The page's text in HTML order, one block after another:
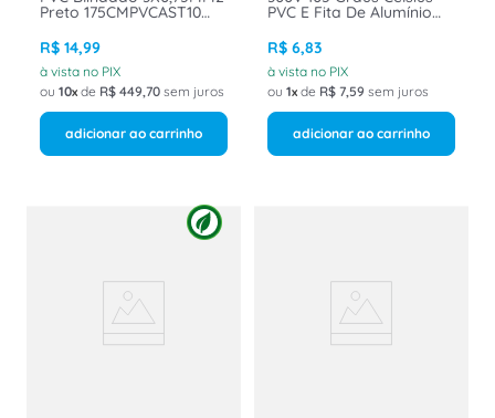
Preto 175CMPVCAST10
R$ 14,99
à vista no PIX
ou 10 de R$ 449,70 sem juros
adicionar ao carrinho
PVC E Fita De Alumínio
375MAPVCEST1FRPT
Poliron Belden
R$ 6,83
à vista no PIX
ou 1 de R$ 7,59 sem juros
adicionar ao carrinho